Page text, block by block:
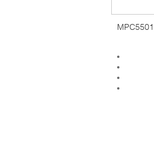
صفحة عالية الخصال ريكو غطاء التونر MPC5501